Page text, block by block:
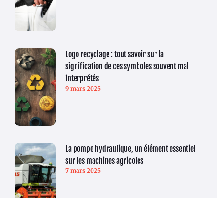
Logo recyclage : tout savoir sur la
signification de ces symboles souvent mal
interprétés
9 mars 2025
La pompe hydraulique, un élément essentiel
sur les machines agricoles
7 mars 2025